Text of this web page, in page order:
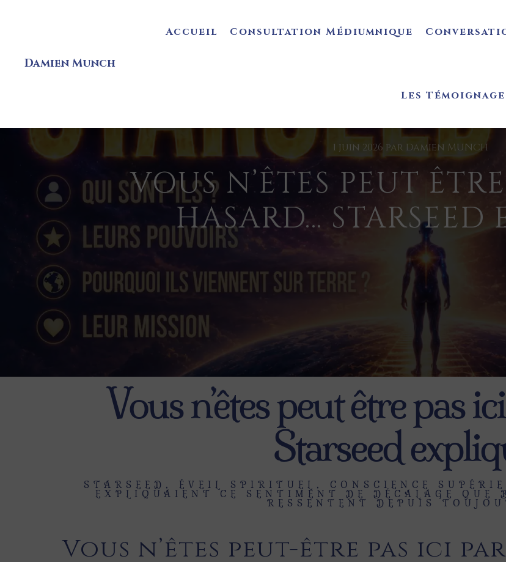
Damien Munch
Accueil Consultation Médiumnique
Les
1 juin 2026 par Damien MUNCH
VOUS N’ÊTES PEUT
HASARD… STARSEED
Vous n’êtes peut être pas
Starseed
STARSEED, ÉVEIL SPIRITUEL, CONSCIENCE
EXPLIQUAIENT CE SENTIMENT DE DÉCALAGE QUE
RESSENTENT DEPUIS
Vous n’êtes peut-être pas ici